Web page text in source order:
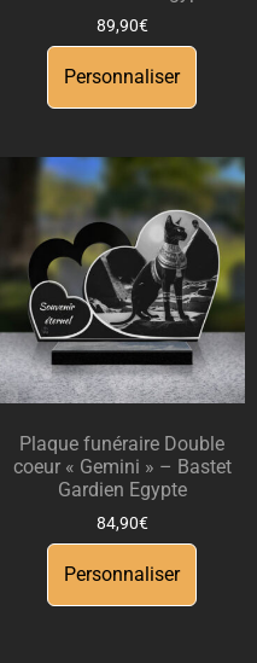
89,90€
Personnaliser
Plaque funéraire Double
coeur « Gemini » – Bastet
Gardien Egypte
84,90€
Personnaliser